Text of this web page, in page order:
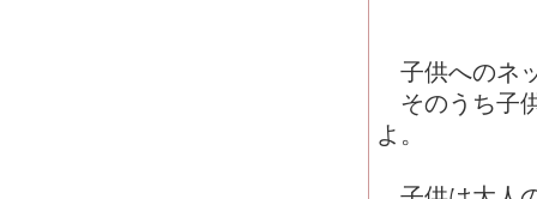
子供へのネ
そのうち子
よ。